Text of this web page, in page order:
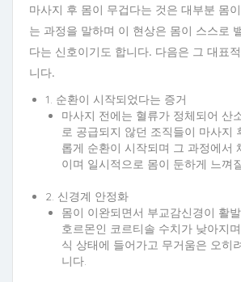
마사지 후 몸이 무겁다는 것은 대부분 몸
는 과정을 말하며 이 현상은 몸이 스스로
다는 신호이기도 합니다. 다음은 그 대표
니다.
1. 순환이 시작되었다는 증거
마사지 전에는 혈류가 정체되어 산
로 공급되지 않던 조직들이 마사지
롭게 순환이 시작되며 그 과정에서
이며 일시적으로 몸이 둔하게 느껴
2. 신경계 안정화
몸이 이완되면서 부교감신경이 활
호르몬인 코르티솔 수치가 낮아지
식 상태에 들어가고 무거움은 오히
니다.